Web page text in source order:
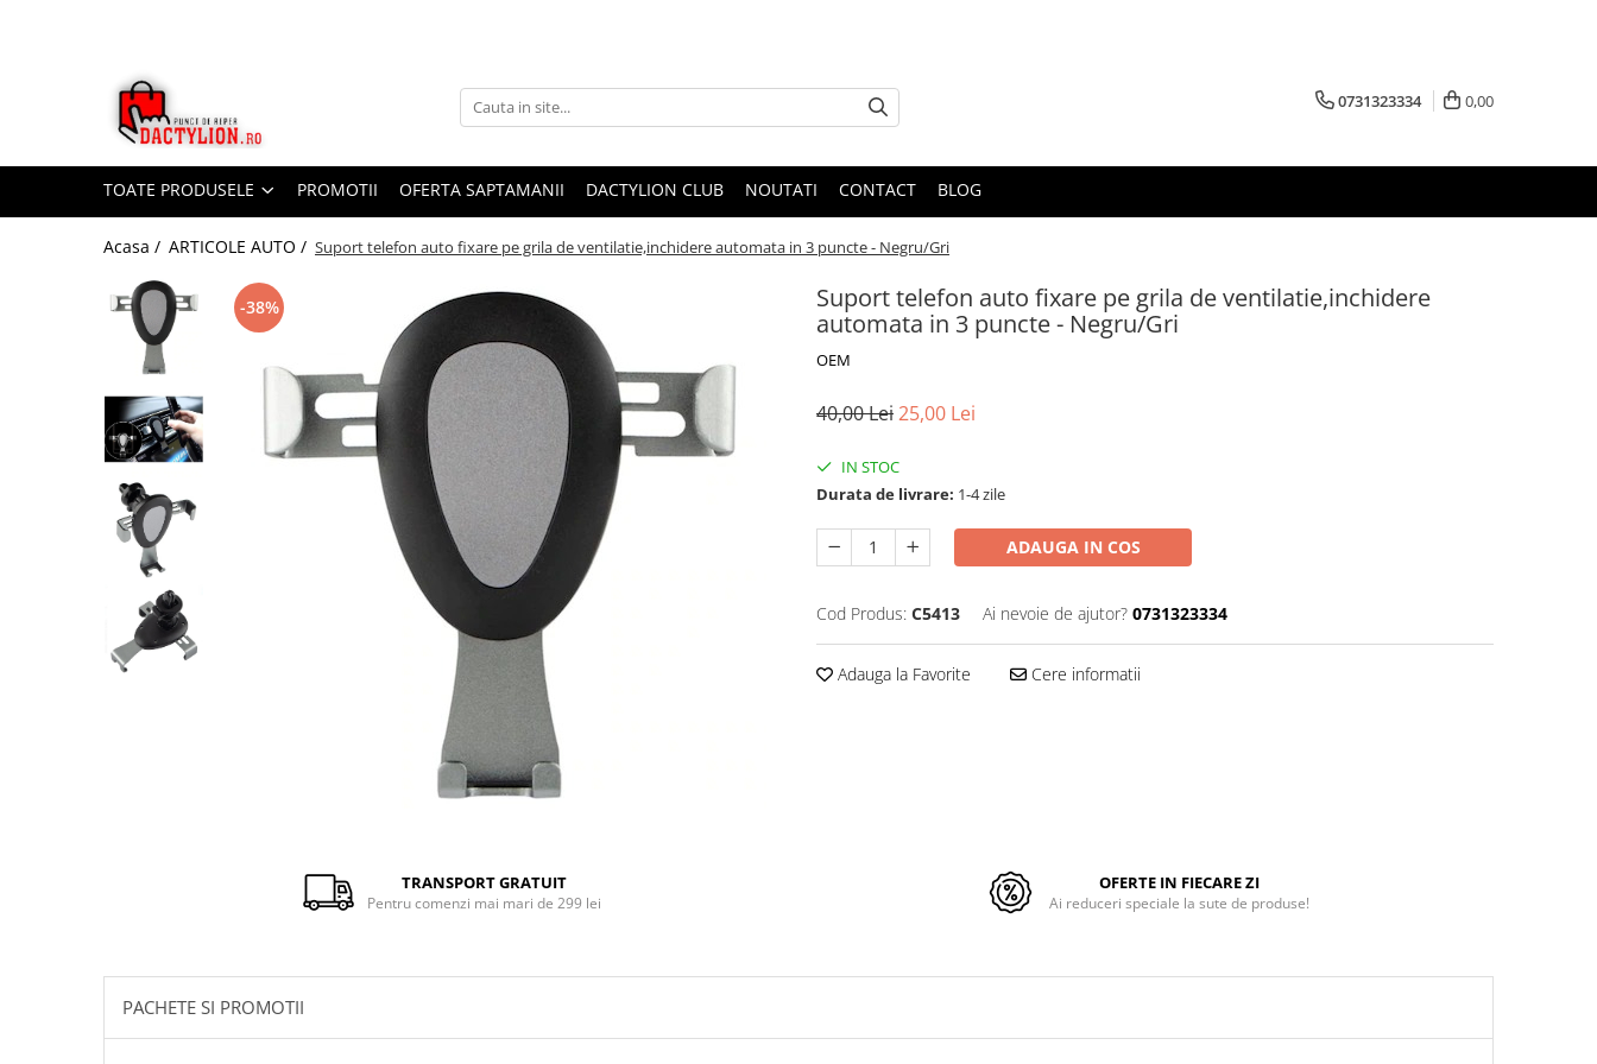
0731323334 0,00
TOATE PRODUSELE PROMOTII OFERTA SAPTAMANII DACTYLION CLUB NOUTATI CONTACT BLOG
Acasa / ARTICOLE AUTO / Suport telefon auto fixare pe grila de ventilatie,inchidere automata in 3 puncte - Negru/Gri
Suport telefon auto fixare pe grila de ventilatie,inchidere
automata in 3 puncte - Negru/Gri
OEM
-38%
Facebook
40,00 Lei25,00 Lei
IN STOC
Durata de livrare: 1-4 zile
ADAUGA IN COS
Cod Produs: C5413 Ai nevoie de ajutor? 0731323334
Adauga la Favorite Cere informatii
TRANSPORT GRATUIT
Pentru comenzi mai mari de 299 lei
OFERTE IN FIECARE ZI
Ai reduceri speciale la sute de produse!
PACHETE SI PROMOTII